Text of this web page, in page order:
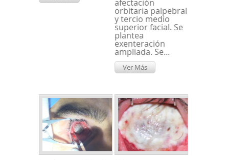
afectación
orbitaria palpebral
y tercio medio
superior facial. Se
plantea
exenteración
ampliada. Se...
Ver Más